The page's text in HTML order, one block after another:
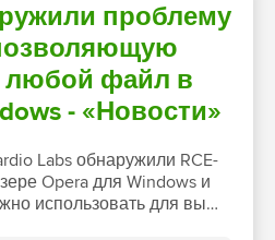
проблему
любой файл в
- «Новости»
Labs обнаружили RCE-
Opera для Windows и
использовать для вы…